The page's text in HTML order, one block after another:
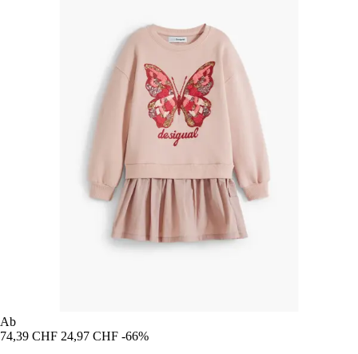
Ab
74,39 CHF 24,97 CHF -66%